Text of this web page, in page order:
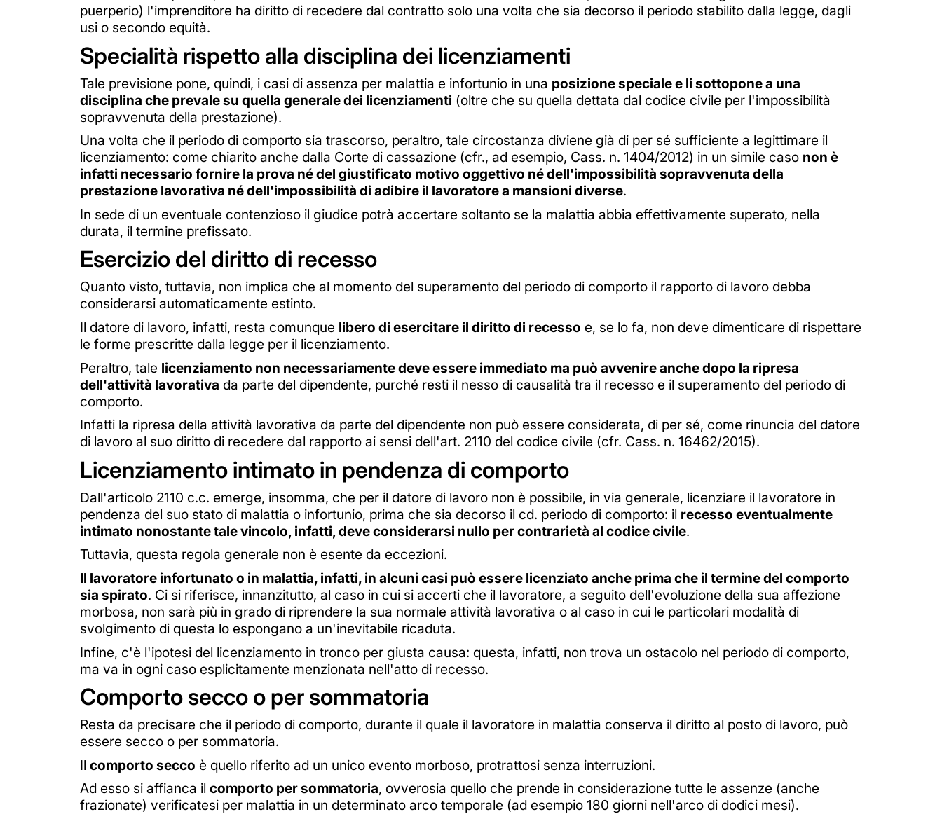
puerperio) l'imprenditore ha diritto di recedere dal contratto solo una volta che sia decorso il periodo stabilito dalla legge, dagli
usi o secondo equità.
Specialità rispetto alla disciplina dei licenziamenti
Tale previsione pone, quindi, i casi di assenza per malattia e infortunio in una posizione speciale e li sottopone a una
disciplina che prevale su quella generale dei licenziamenti (oltre che su quella dettata dal codice civile per l'impossibilità
sopravvenuta della prestazione).
Una volta che il periodo di comporto sia trascorso, peraltro, tale circostanza diviene già di per sé sufficiente a legittimare il
licenziamento: come chiarito anche dalla Corte di cassazione (cfr., ad esempio, Cass. n. 1404/2012) in un simile caso non è
infatti necessario fornire la prova né del giustificato motivo oggettivo né dell'impossibilità sopravvenuta della
prestazione lavorativa né dell'impossibilità di adibire il lavoratore a mansioni diverse.
In sede di un eventuale contenzioso il giudice potrà accertare soltanto se la malattia abbia effettivamente superato, nella
durata, il termine prefissato.
Esercizio del diritto di recesso
Quanto visto, tuttavia, non implica che al momento del superamento del periodo di comporto il rapporto di lavoro debba
considerarsi automaticamente estinto.
Il datore di lavoro, infatti, resta comunque libero di esercitare il diritto di recesso e, se lo fa, non deve dimenticare di rispettare
le forme prescritte dalla legge per il licenziamento.
Peraltro, tale licenziamento non necessariamente deve essere immediato ma può avvenire anche dopo la ripresa
dell'attività lavorativa da parte del dipendente, purché resti il nesso di causalità tra il recesso e il superamento del periodo di
comporto.
Infatti la ripresa della attività lavorativa da parte del dipendente non può essere considerata, di per sé, come rinuncia del datore
di lavoro al suo diritto di recedere dal rapporto ai sensi dell'art. 2110 del codice civile (cfr. Cass. n. 16462/2015).
Licenziamento intimato in pendenza di comporto
Dall'articolo 2110 c.c. emerge, insomma, che per il datore di lavoro non è possibile, in via generale, licenziare il lavoratore in
pendenza del suo stato di malattia o infortunio, prima che sia decorso il cd. periodo di comporto: il recesso eventualmente
intimato nonostante tale vincolo, infatti, deve considerarsi nullo per contrarietà al codice civile.
Tuttavia, questa regola generale non è esente da eccezioni.
Il lavoratore infortunato o in malattia, infatti, in alcuni casi può essere licenziato anche prima che il termine del comporto
sia spirato. Ci si riferisce, innanzitutto, al caso in cui si accerti che il lavoratore, a seguito dell'evoluzione della sua affezione
morbosa, non sarà più in grado di riprendere la sua normale attività lavorativa o al caso in cui le particolari modalità di
svolgimento di questa lo espongano a un'inevitabile ricaduta.
Infine, c'è l'ipotesi del licenziamento in tronco per giusta causa: questa, infatti, non trova un ostacolo nel periodo di comporto,
ma va in ogni caso esplicitamente menzionata nell'atto di recesso.
Comporto secco o per sommatoria
Resta da precisare che il periodo di comporto, durante il quale il lavoratore in malattia conserva il diritto al posto di lavoro, può
essere secco o per sommatoria.
Il comporto secco è quello riferito ad un unico evento morboso, protrattosi senza interruzioni.
Ad esso si affianca il comporto per sommatoria, ovverosia quello che prende in considerazione tutte le assenze (anche
frazionate) verificatesi per malattia in un determinato arco temporale (ad esempio 180 giorni nell'arco di dodici mesi).